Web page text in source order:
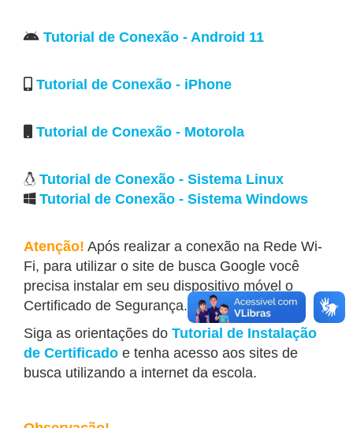
Tutorial de Conexão - Android 11
Tutorial de Conexão - iPhone
Tutorial de Conexão - Motorola
Tutorial de Conexão - Sistema Linux
Tutorial de Conexão - Sistema Windows
Atenção! Após realizar a conexão na Rede Wi-
Fi, para utilizar o site de busca Google você
precisa instalar em seu dispositivo móvel o
Certificado de Segurança.
Siga as orientações do Tutorial de Instalação
de Certificado e tenha acesso aos sites de
busca utilizando a internet da escola.